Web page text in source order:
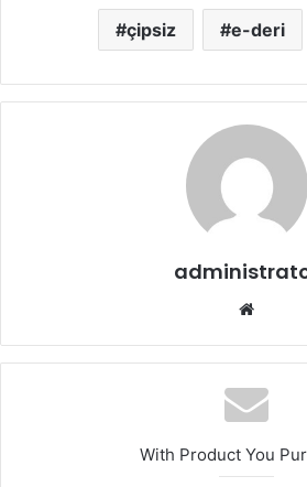
çipsiz e-deri
With Product You